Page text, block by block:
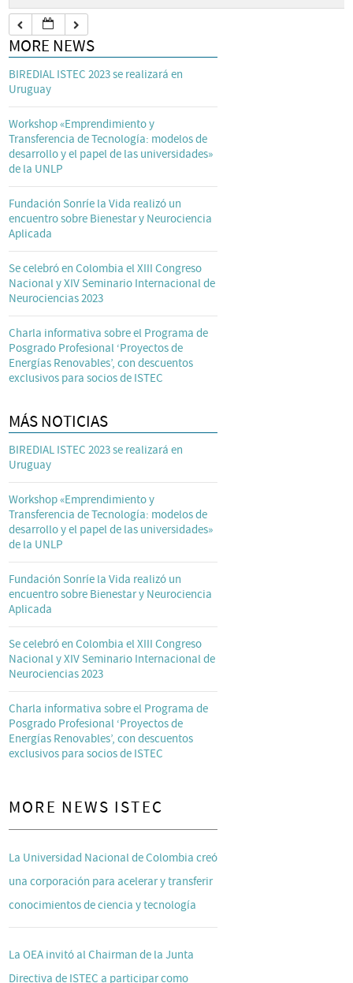
MORE NEWS
BIREDIAL ISTEC 2023 se realizará en
Uruguay
Workshop «Emprendimiento y
Transferencia de Tecnología: modelos de
desarrollo y el papel de las universidades»
de la UNLP
Fundación Sonríe la Vida realizó un
encuentro sobre Bienestar y Neurociencia
Aplicada
Se celebró en Colombia el XIII Congreso
Nacional y XIV Seminario Internacional de
Neurociencias 2023
Charla informativa sobre el Programa de
Posgrado Profesional ‘Proyectos de
Energías Renovables’, con descuentos
exclusivos para socios de ISTEC
MÁS NOTICIAS
BIREDIAL ISTEC 2023 se realizará en
Uruguay
Workshop «Emprendimiento y
Transferencia de Tecnología: modelos de
desarrollo y el papel de las universidades»
de la UNLP
Fundación Sonríe la Vida realizó un
encuentro sobre Bienestar y Neurociencia
Aplicada
Se celebró en Colombia el XIII Congreso
Nacional y XIV Seminario Internacional de
Neurociencias 2023
Charla informativa sobre el Programa de
Posgrado Profesional ‘Proyectos de
Energías Renovables’, con descuentos
exclusivos para socios de ISTEC
MORE NEWS ISTEC
La Universidad Nacional de Colombia creó
una corporación para acelerar y transferir
conocimientos de ciencia y tecnología
La OEA invitó al Chairman de la Junta
Directiva de ISTEC a participar como